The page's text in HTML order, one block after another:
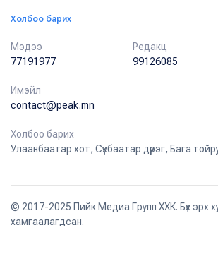
Холбоо барих
Мэдээ
77191977
Редакц
99126085
Имэйл
contact@peak.mn
Холбоо барих
Улаанбаатар хот, Сүхбаатар дүүрэг, Бага
© 2017-2025 Пийк Медиа Групп ХХК. Бүх эрх
хамгаалагдсан.